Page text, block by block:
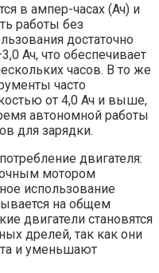
в ампер-часах (Ач) и
работы без
достаточно
Ач, что обеспечивает
часов. В то же
часто
от 4,0 Ач и выше,
автономной работы
для зарядки.
двигателя:
мотором
использование
на общем
двигатели становятся
дрелей, так как они
и уменьшают